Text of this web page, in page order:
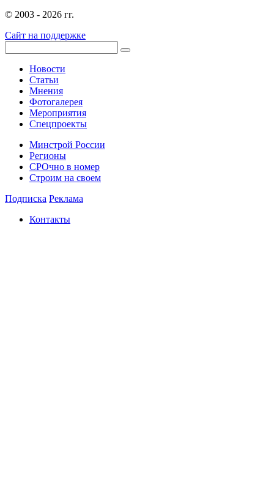
© 2003 - 2026 гг.
Сайт на поддержке
Новости
Статьи
Мнения
Фотогалерея
Мероприятия
Спецпроекты
Минстрой России
Регионы
СРОчно в номер
Строим на своем
Подписка Реклама
Контакты